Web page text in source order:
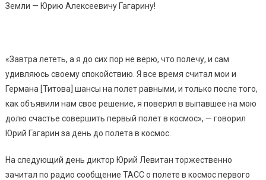
Земли — Юрию Алексеевичу Гагарину!
«Завтра лететь, а я до сих пор не верю, что полечу, и сам
удивляюсь своему спокойствию. Я все время считал мои и
Германа [Титова] шансы на полет равными, и только после того,
как объявили нам свое решение, я поверил в выпавшее на мою
долю счастье совершить первый полет в космос», — говорил
Юрий Гагарин за день до полета в космос.
На следующий день диктор Юрий Левитан торжественно
зачитал по радио сообщение ТАСС о полете в космос первого